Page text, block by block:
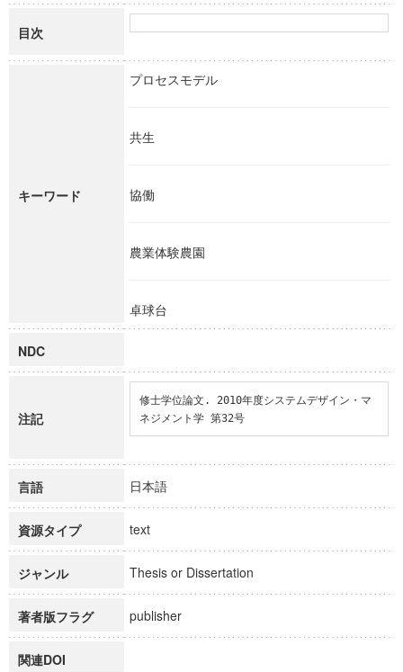
目次
キーワード
プロセスモデル
共生
協働
農業体験農園
卓球台
NDC
注記
修士学位論文. 2010年度システムデザイン・マ
ネジメント学 第32号
言語 日本語
資源タイプ text
ジャンル Thesis or Dissertation
著者版フラグ publisher
関連DOI